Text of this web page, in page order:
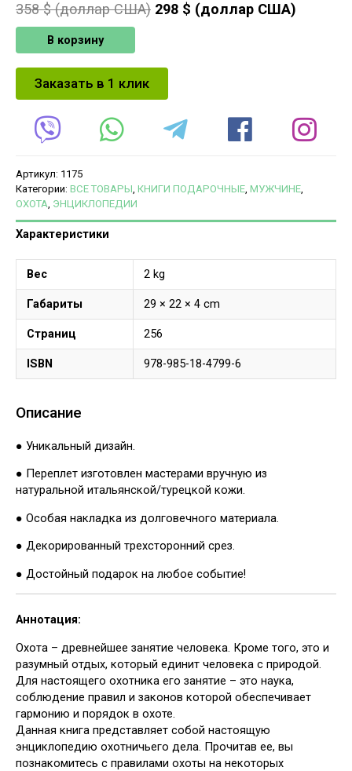
358$ (доллар США) 298 $ (доллар США)
В корзину
Заказать в 1 клик
Артикул: 1175
Категории: ВСЕ ТОВАРЫ КНИГИ ПОДАРОЧНЫЕ МУЖЧИНЕ
ОХОТА ЭНЦИКЛОПЕДИИ
Характеристики
Вес 2 kg
Габариты 29 × 22 × 4 cm
Страниц 256
ISBN 978-985-18-4799-6
Описание
● Уникальный дизайн.
● Переплет изготовлен мастерами вручную из
натуральной итальянской/турецкой кожи.
● Особая накладка из долговечного материала.
● Декорированный трехсторонний срез.
● Достойный подарок на любое событие!
Аннотация:
Охота – древнейшее занятие человека. Кроме того, это и
разумный отдых, который единит человека с природой.
Для настоящего охотника его занятие – это наука,
соблюдение правил и законов которой обеспечивает
гармонию и порядок в охоте.
Данная книга представляет собой настоящую
энциклопедию охотничьего дела. Прочитав ее, вы
познакомитесь с правилами охоты на некоторых